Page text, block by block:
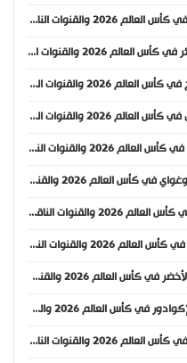
موعد مباراة النمسا والأردن في كأس العالم 2026 والقنوات الناقلة
موعد مباراة الأرجنتين والجزائر في كأس العالم 2026 والقنوات الناقلة
موعد مباراة العراق والنرويج في كأس العالم 2026 والقنوات الناقلة
موعد مباراة فرنسا والسنغال في كأس العالم 2026 والقنوات الناقلة
موعد مباراة إيران ونيوزيلندا في كأس العالم 2026 والقنوات الناقلة
موعد مباراة السعودية وأوروغواي في كأس العالم 2026 والقنوات الناقلة
موعد مباراة بلجيكا ومصر في كأس العالم 2026 والقنوات الناقلة
موعد مباراة السويد وتونس في كأس العالم 2026 والقنوات الناقلة
موعد مباراة إسبانيا والرأس الأخضر في كأس العالم 2026 والقنوات الناقلة
موعد مباراة ساحل العاج والإكوادور في كأس العالم 2026 والقنوات الناقلة
موعد مباراة أستراليا وتركيا في كأس العالم 2026 والقنوات الناقلة